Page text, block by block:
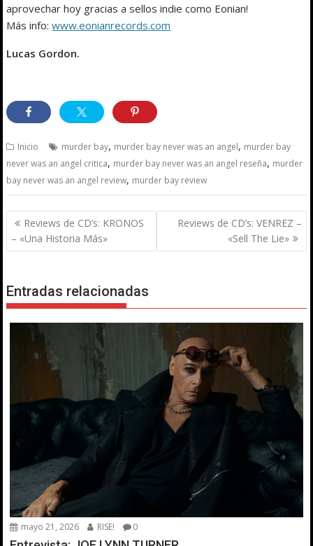
aprovechar hoy gracias a sellos indie como Eonian!
Más info:www.eonianrecords.com
Lucas Gordon.
Inicio murder bay, murder bay never was an angel, murder bay
never was an angel critica, murder bay never was an angel reseña, murder
bay never was an angel review, murder bay review
Navegación
de
entradas
Reviews de CD’s: KRONOS
– «Una Historia Más»
Reviews de CD’s: VENREZ –
«Sell The Lie»
Entradas relacionadas
mayo 21, 2026 RISE! 0